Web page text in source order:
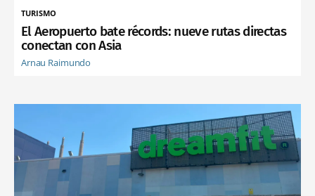
TURISMO
El Aeropuerto bate récords: nueve rutas directas
conectan con Asia
Arnau Raimundo